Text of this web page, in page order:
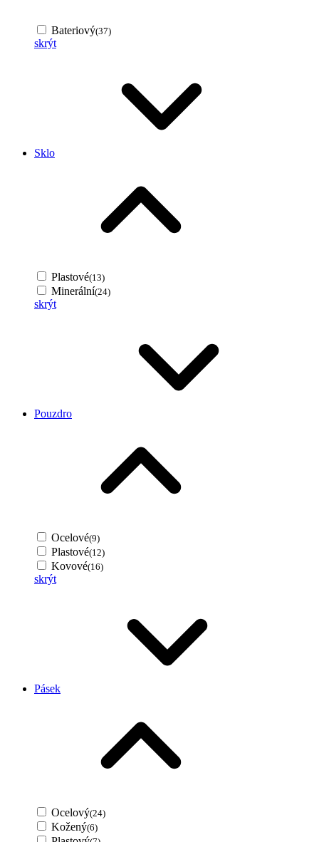
Bateriový(37)
skrýt
Sklo
Plastové(13)
Minerální(24)
skrýt
Pouzdro
Ocelové(9)
Plastové(12)
Kovové(16)
skrýt
Pásek
Ocelový(24)
Kožený(6)